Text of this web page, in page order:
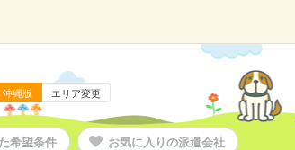
沖縄版 エリア変更
希望条件 お気に入りの派遣会社